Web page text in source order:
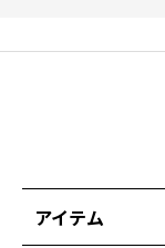
アイテム